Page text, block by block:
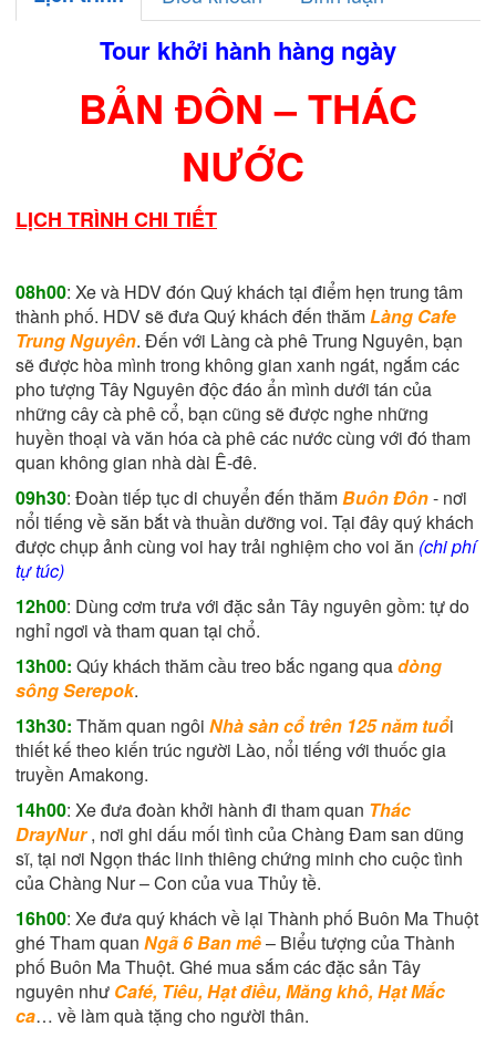
Tour khởi hành hàng ngày
BẢN ĐÔN – THÁC
NƯỚC
LỊCH TRÌNH CHI TIẾT
08h00: Xe và HDV đón Quý khách tại điểm hẹn trung tâm
thành phố. HDV sẽ đưa Quý khách đến thămLàng Cafe
Trung Nguyên. Đến với Làng cà phê Trung Nguyên, bạn
sẽ được hòa mình trong không gian xanh ngát, ngắm các
pho tượng Tây Nguyên độc đáo ẩn mình dưới tán của
những cây cà phê cổ, bạn cũng sẽ được nghe những
huyền thoại và văn hóa cà phê các nước cùng với đó tham
quan không gian nhà dài Ê-đê.
09h30: Đoàn tiếp tục di chuyển đến thămBuôn Đôn- nơi
nổi tiếng về săn bắt và thuần dưỡng voi. Tại đây quý khách
được chụp ảnh cùng voi hay trải nghiệm cho voi ăn (chi phí
tự túc)
12h00: Dùng cơm trưa với đặc sản Tây nguyên gồm: tự do
nghỉ ngơi và tham quan tại chổ.
13h00: Qúy khách thăm cầu treo bắc ngang quadòng
sông Serepok.
13h30: Thăm quan ngôi Nhà sàn cổ trên 125 năm tuổi
thiết kế theo kiến trúc người Lào, nổi tiếng với thuốc gia
truyền Amakong.
14h00: Xe đưa đoàn khởi hành đi tham quan Thác
DrayNur, nơi ghi dấu mối tình của Chàng Đam san dũng
sĩ, tại nơi Ngọn thác linh thiêng chứng minh cho cuộc tình
của Chàng Nur – Con của vua Thủy tề.
16h00: Xe đưa quý khách về lại Thành phố Buôn Ma Thuột
ghé Tham quan Ngã 6 Ban mê– Biểu tượng của Thành
phố Buôn Ma Thuột. Ghé mua sắm các đặc sản Tây
nguyên như Café, Tiêu, Hạt điều, Măng khô, Hạt Mắc
ca… về làm quà tặng cho người thân.